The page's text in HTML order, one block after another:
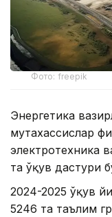
Фото: freepik
Энергетика
мутахассислар
электротехника
та ўқув дастури
2024-2025 ўқув
5246 та таълим